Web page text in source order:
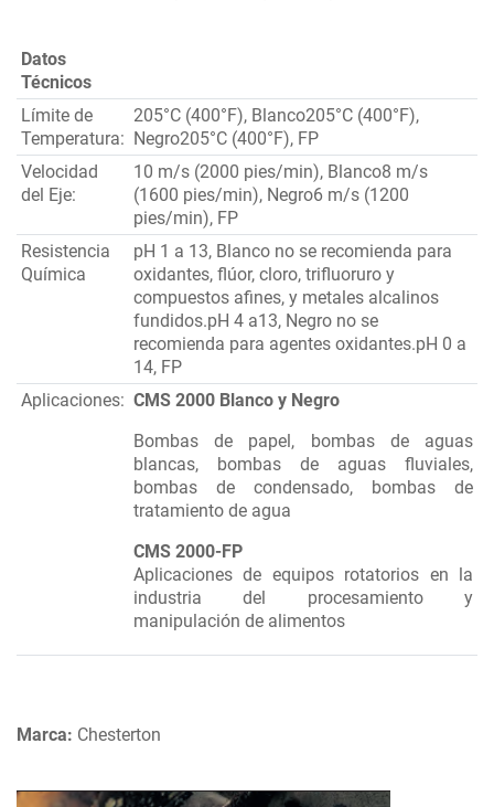
Datos
Técnicos
Límite de
Temperatura:
205°C (400°F), Blanco205°C (400°F),
Negro205°C (400°F), FP
Velocidad
del Eje:
10 m/s (2000 pies/min), Blanco8 m/s
(1600 pies/min), Negro6 m/s (1200
pies/min), FP
Resistencia
Química
pH 1 a 13, Blanco no se recomienda para
oxidantes, flúor, cloro, trifluoruro y
compuestos afines, y metales alcalinos
fundidos.pH 4 a13, Negro no se
recomienda para agentes oxidantes.pH 0 a
14, FP
Aplicaciones: CMS 2000 Blanco y Negro
Bombas de papel, bombas de aguas
blancas, bombas de aguas fluviales,
bombas de condensado, bombas de
tratamiento de agua
CMS 2000-FP
Aplicaciones de equipos rotatorios en la
industria del procesamiento y
manipulación de alimentos
Marca: Chesterton